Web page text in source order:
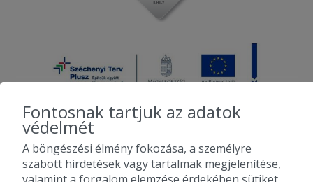
2010-2026 Copyright - Falatozz.hu - Diston-line Kft.
Fontosnak tartjuk az adatok
védelmét
A böngészési élmény fokozása, a személyre
szabott hirdetések vagy tartalmak megjelenítése,